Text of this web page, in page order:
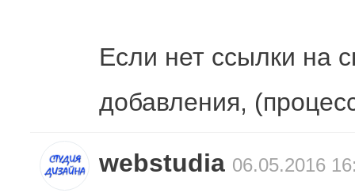
Если нет ссылки на
добавления,
webstudia 06.05.2016